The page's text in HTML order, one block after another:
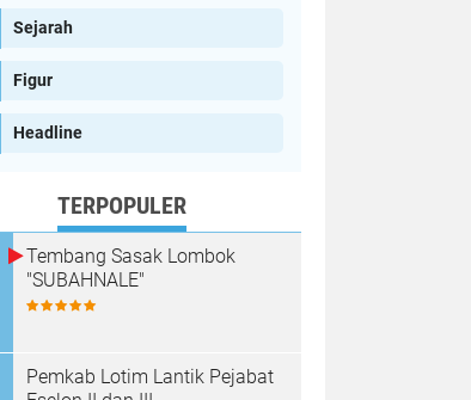
Sejarah
Figur
Headline
TERPOPULER
Tembang Sasak Lombok
"SUBAHNALE"
Pemkab Lotim Lantik Pejabat